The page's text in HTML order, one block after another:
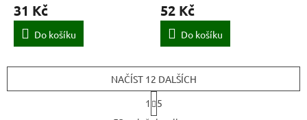
31 Kč
Do košíku
52 Kč
Do košíku
O
NAČÍST 12 DALŠÍCH
S
t
1
5